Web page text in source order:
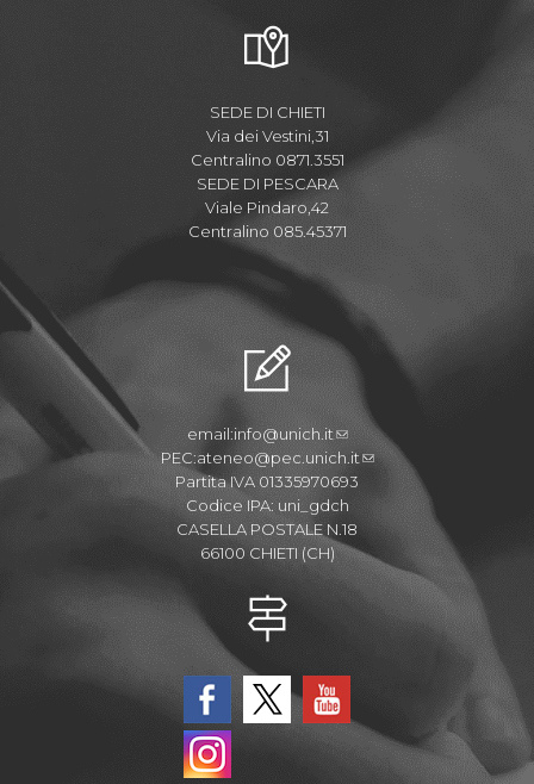
SEDE DI CHIETI
Via dei Vestini,31
Centralino 0871.3551
SEDE DI PESCARA
Viale Pindaro,42
Centralino 085.45371
email:info@unich.it
PEC:ateneo@pec.unich.it
Partita IVA 01335970693
Codice IPA: uni_gdch
CASELLA POSTALE N.18
66100 CHIETI (CH)